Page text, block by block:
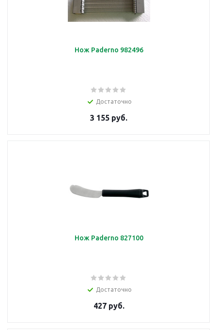
Нож Paderno 982496
Достаточно
3 155 руб.
Нож Paderno 827100
Достаточно
427 руб.